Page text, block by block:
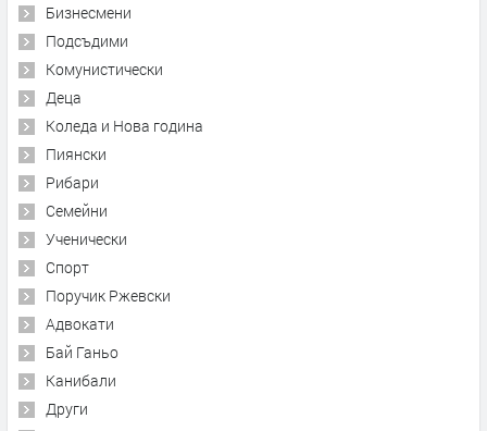
Бизнесмени
Подсъдими
Комунистически
Деца
Коледа и Нова година
Пиянски
Рибари
Семейни
Ученически
Спорт
Поручик Ржевски
Адвокати
Бай Ганьо
Канибали
Други